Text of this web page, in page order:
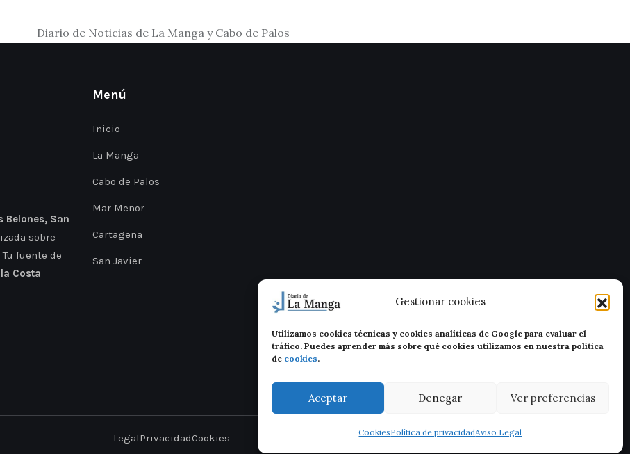
Gestionar cookies
Utilizamos cookies técnicas y cookies analíticas de Google para evaluar el
tráfico. Puedes aprender más sobre qué cookies utilizamos en nuestra política
de cookies.
Aceptar Denegar Ver preferencias
CookiesPolítica de privacidadAviso Legal
Diario de Noticias de La Manga y Cabo de Palos
Belones, San
sobre
fuente de
Costa
Menú
Inicio
La Manga
Cabo de Palos
Mar Menor
Cartagena
San Javier
LegalPrivacidadCookies